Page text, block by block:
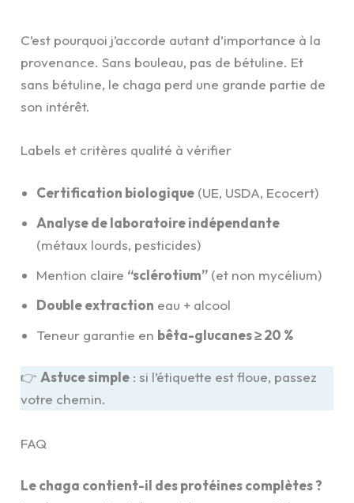
C’est pourquoi j’accorde autant d’importance à la
provenance. Sans bouleau, pas de bétuline. Et
sans bétuline, le chaga perd une grande partie de
son intérêt.
Labels et critères qualité à vérifier
Certification biologique (UE, USDA, Ecocert)
Analyse de laboratoire indépendante
(métaux lourds, pesticides)
Mention claire “sclérotium” (et non mycélium)
Double extraction eau + alcool
Teneur garantie en bêta-glucanes ≥ 20 %
👉Astuce simple : si l’étiquette est floue, passez
votre chemin.
FAQ
Le chaga contient-il des protéines complètes ?